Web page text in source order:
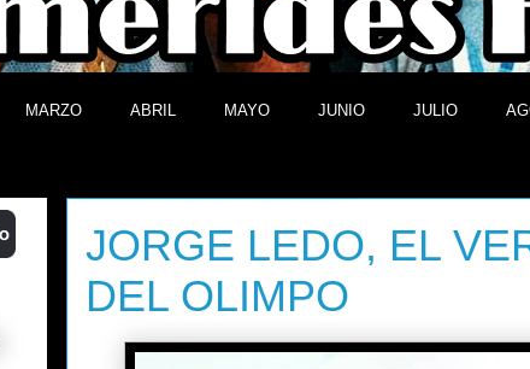
MARZO ABRIL MAYO JUNIO JULIO
JORGE LEDO, EL
DEL OLIMPO